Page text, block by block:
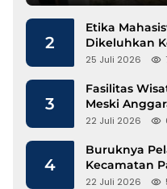
2
Etika
Dikeluhkan
25 Juli 2026
3
Fasilitas
Meski
Mengalir
22 Juli 2026
4
Buruknya
Kecamatan
Disdukcapil
22 Juli 2026